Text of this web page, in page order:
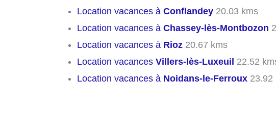
Location vacances à Conflandey 20.03 kms
Location vacances à Chassey-lès-Montbozon
Location vacances à Rioz 20.67 kms
Location vacances Villers-lès-Luxeuil 22.52
Location vacances à Noidans-le-Ferroux 23.92